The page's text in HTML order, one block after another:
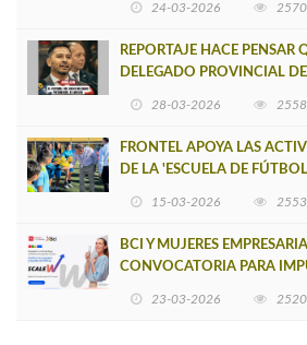
24-03-2026
REPORTAJE HACE PENSAR
DELEGADO PROVINCIAL
28-03-2026
FRONTEL APOYA LAS
DE LA 'ESCUELA DE
15-03-2026
BCI Y MUJERES
CONVOCATORIA PARA
23-03-2026